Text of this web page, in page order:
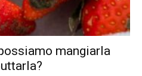
mangiarla